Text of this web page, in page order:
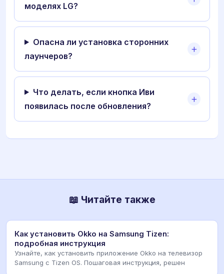
моделях LG?
Опасна ли установка сторонних
лаунчеров?
Что делать, если кнопка Иви
появилась после обновления?
📖 Читайте также
Как установить Okko на Samsung Tizen:
подробная инструкция
Узнайте, как установить приложение Okko на телевизор
Samsung с Tizen OS. Пошаговая инструкция, решен